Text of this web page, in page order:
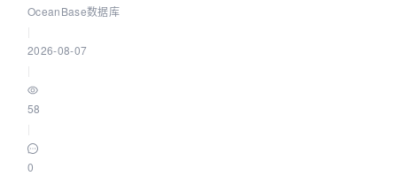
当运动员又
OceanBase数据库
2026-08-07
58
0